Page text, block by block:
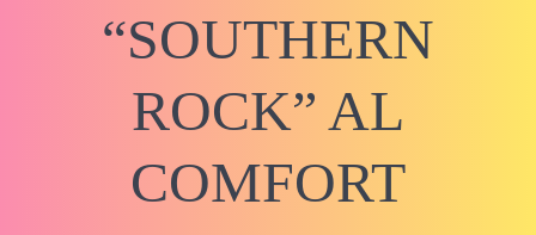
“SOUTHERN
ROCK” AL
COMFORT